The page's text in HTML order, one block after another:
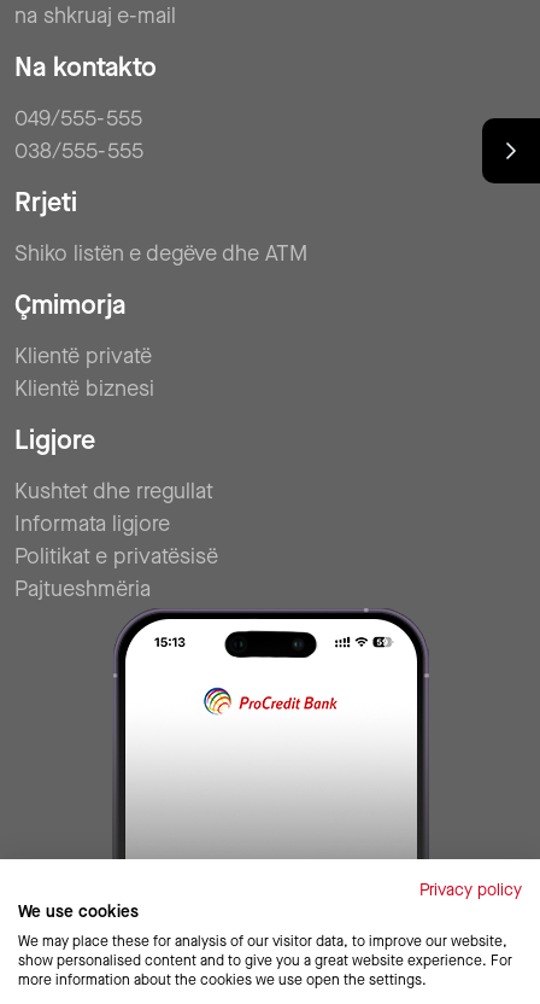
na shkruaj e-mail
Na kontakto
049/555-555
038/555-555
Rrjeti
Shiko listën e degëve dhe ATM
Çmimorja
Klientë privatë
Klientë biznesi
Ligjore
Kushtet dhe rregullat
Informata ligjore
Politikat e privatësisë
Pajtueshmëria
Privacy policy
We use cookies
We may place these for analysis of our visitor data, to improve our website,
show personalised content and to give you a great website experience. For
more information about the cookies we use open the settings.